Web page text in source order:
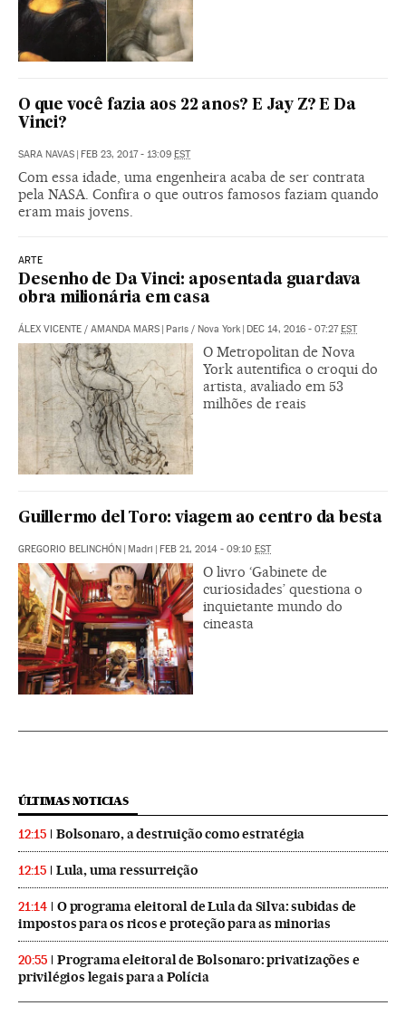
O que você fazia aos 22 anos? E Jay Z? E Da
Vinci?
SARA NAVAS | FEB 23, 2017 - 13:09 EST
Com essa idade, uma engenheira acaba de ser contrata
pela NASA. Confira o que outros famosos faziam quando
eram mais jovens.
ARTE
Desenho de Da Vinci: aposentada guardava
obra milionária em casa
ÁLEX VICENTE / AMANDA MARS | Paris / Nova York | DEC 14, 2016 - 07:27EST
O Metropolitan de Nova
York autentifica o croqui do
artista, avaliado em 53
milhões de reais
Guillermo del Toro: viagem ao centro da besta
GREGORIO BELINCHÓN | Madri | FEB 21, 2014 - 09:10 EST
O livro ‘Gabinete de
curiosidades’ questiona o
inquietante mundo do
cineasta
ÚLTIMAS NOTICIAS
12:15 Bolsonaro, a destruição como estratégia
12:15 Lula, uma ressurreição
21:14
O programa eleitoral de Lula da Silva: subidas de
impostos para os ricos e proteção para as minorias
20:55
Programa eleitoral de Bolsonaro: privatizações e
privilégios legais para a Polícia